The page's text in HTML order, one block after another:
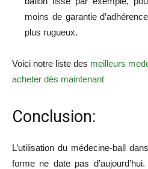
moins de garantie
plus rugueux.
Voici notre liste des meilleurs
acheter dès maintenant
Conclusion:
L’utilisation du médecine-ball
forme ne date pas